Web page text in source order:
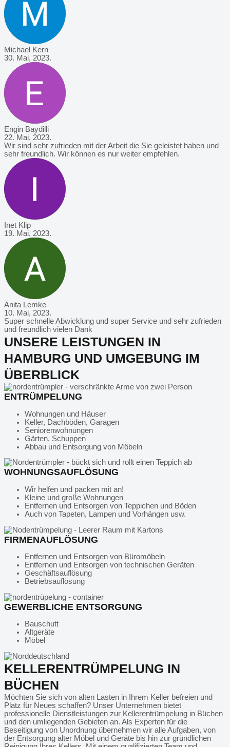
Michael Kern
30. Mai, 2023.
Engin Baydilli
22. Mai, 2023.
Wir sind sehr zufrieden mit der Arbeit die Sie geleistet haben und
sehr freundlich. Wir können es nur weiter empfehlen.
Inet Klip
19. Mai, 2023.
Anita Lemke
10. Mai, 2023.
Super schnelle Abwicklung und super Service und sehr zufrieden
und freundlich vielen Dank
UNSERE LEISTUNGEN IN
HAMBURG UND UMGEBUNG IM
ÜBERBLICK
ENTRÜMPELUNG
Wohnungen und Häuser
Keller, Dachböden, Garagen
Seniorenwohnungen
Gärten, Schuppen
Abbau und Entsorgung von Möbeln
WOHNUNGSAUFLÖSUNG
Wir helfen und packen mit an!
Kleine und große Wohnungen
Entfernen und Entsorgen von Teppichen und Böden
Auch von Tapeten, Lampen und Vorhängen usw.
FIRMENAUFLÖSUNG
Entfernen und Entsorgen von Büromöbeln
Entfernen und Entsorgen von technischen Geräten
Geschäftsauflösung
Betriebsauflösung
GEWERBLICHE ENTSORGUNG
Bauschutt
Altgeräte
Möbel
KELLERENTRÜMPELUNG IN
BÜCHEN
Möchten Sie sich von alten Lasten in Ihrem Keller befreien und
Platz für Neues schaffen? Unser Unternehmen bietet
professionelle Dienstleistungen zur Kellerentrümpelung in Büchen
und den umliegenden Gebieten an. Als Experten für die
Beseitigung von Unordnung übernehmen wir alle Aufgaben, von
der Entsorgung alter Möbel und Geräte bis hin zur gründlichen